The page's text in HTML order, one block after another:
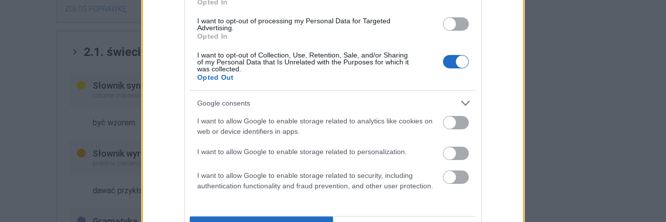
Opted In
I want to opt-out of processing my Personal Data for Targeted
Advertising.
Opted In
I want to opt-out of Collection, Use, Retention, Sale, and/or Sharing
of my Personal Data that Is Unrelated with the Purposes for which it
was collected.
Opted Out
Google consents
I want to allow Google to enable storage related to analytics like cookies on
web or device identifiers in apps.
I want to allow Google to enable storage related to personalization.
I want to allow Google to enable storage related to security, including
authentication functionality and fraud prevention, and other user protection.
ZGŁOŚ POPRAWKĘ
2.1. świecić przykładem
Słownik synonimów
tożsame znaczeniowo (zastępcze słowa)
być wzorem
Słownik wyrazów bliskoznacznych
podobne znaczeniowo (lepsze odpowiedniki lub zapomniane słowa)
dawać przykład